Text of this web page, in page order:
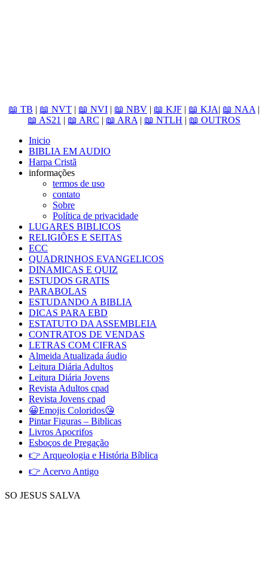
📖 TB | 📖 NVT | 📖 NVI | 📖 NBV | 📖 KJF | 📖 KJA| 📖 NAA |
📖 AS21 | 📖 ARC | 📖 ARA | 📖 NTLH | 📖 OUTROS
Inicio
BIBLIA EM AUDIO
Harpa Cristã
informações
termos de uso
contato
Sobre
Política de privacidade
LUGARES BIBLICOS
RELIGIÕES E SEITAS
ECC
QUADRINHOS EVANGELICOS
DINAMICAS E QUIZ
ESTUDOS GRATIS
PARABOLAS
ESTUDANDO A BIBLIA
DICAS PARA EBD
ESTATUTO DA ASSEMBLEIA
CONTRATOS DE VENDAS
LETRAS COM CIFRAS
Almeida Atualizada áudio
Leitura Diária Adultos
Leitura Diária Jovens
Revista Adultos cpad
Revista Jovens cpad
😀Emojis Coloridos😘
Pintar Figuras – Biblicas
Livros Apocrifos
Esboços de Pregação
👉 Arqueologia e História Bíblica
👉 Acervo Antigo
SO JESUS SALVA